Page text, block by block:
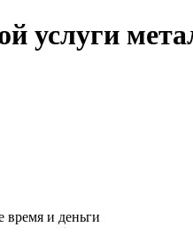
услуги
время и деньги